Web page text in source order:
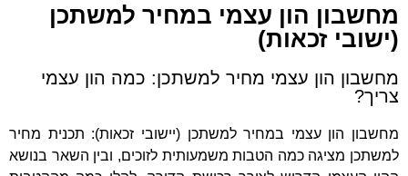
מחשבון הון עצמי במחיר למשתכן
(ישובי זכאות)
מחשבון הון עצמי מחיר למשתכן: כמה הון עצמי
צריך?
מחשבון הון עצמי במחיר למשתכן (יישובי זכאות): תכנית מחיר
למשתכן מציגה כמה הטבות משמעותית לזוכים, ובין השאר בנושא